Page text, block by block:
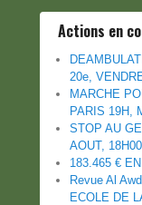
Actions en
20e,
MARCHE
PARIS 19H,
STOP AU
AOUT,
183.465 €
Revue Al
ECOLE DE